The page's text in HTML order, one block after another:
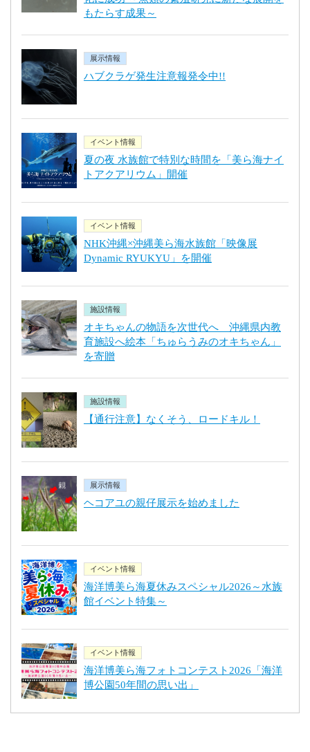
もたらす成果～
展示情報
ハブクラゲ発生注意報発令中!!
イベント情報
夏の夜 水族館で特別な時間を「美ら海ナイ
トアクアリウム」開催
イベント情報
NHK沖縄×沖縄美ら海水族館「映像展
Dynamic RYUKYU」を開催
施設情報
オキちゃんの物語を次世代へ 沖縄県内教
育施設へ絵本「ちゅらうみのオキちゃん」
を寄贈
施設情報
【通行注意】なくそう、ロードキル！
展示情報
ヘコアユの親仔展示を始めました
イベント情報
海洋博美ら海夏休みスペシャル2026～水族
館イベント特集～
イベント情報
海洋博美ら海フォトコンテスト2026「海洋
博公園50年間の思い出」